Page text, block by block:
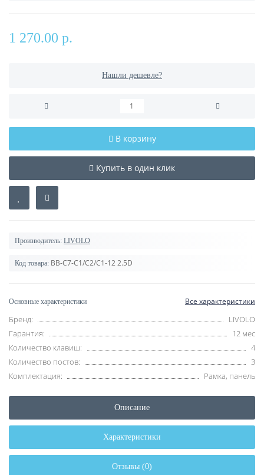
1 270.00 р.
Нашли дешевле?
В корзину
Купить в один клик
Производитель: LIVOLO
Код товара: BB-C7-C1/C2/C1-12 2.5D
Основные характеристики Все характеристики
Бренд:
LIVOLO
Гарантия:
12 мес
Количество клавиш:
4
Количество постов:
3
Комплектация:
Рамка, панель
Описание
Характеристики
Отзывы (0)